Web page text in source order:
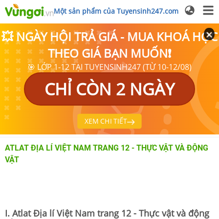
Một sản phẩm của Tuyensinh247.com
💥 NGÀY HỘI TRẢ GIÁ - MUA KHOÁ HỌC
THEO GIÁ BẠN MUỐN❗
🎯 LỚP 1-12 TẠI TUYENSINH247 (TỪ 10-12/08)
CHỈ CÒN 2 NGÀY
XEM CHI TIẾT
ATLAT ĐỊA LÍ VIỆT NAM TRANG 12 - THỰC VẬT VÀ ĐỘNG
VẬT
I. Atlat Địa lí Việt Nam trang 12 - Thực vật và động